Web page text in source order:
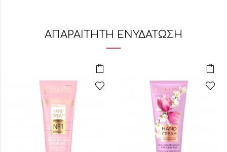
ΑΠΑΡΑΙΤΗΤΗ ΕΝΥΔΑΤΩΣΗ